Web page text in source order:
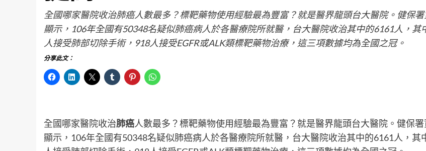
全國哪家醫院收治肺癌人數最多？標靶藥物使用經驗最為豐富？就是醫界龍頭台大醫院。健保
顯示，106年全國有50348名疑似肺癌病人於各醫療院所就醫，台大醫院收治其中的6161人，其
人接受肺部切除手術，918人接受EGFR或ALK類標靶藥物治療，這三項數據均為全國之冠。
分享此文：
全國哪家醫院收治肺癌人數最多？標靶藥物使用經驗最為豐富？就是醫界龍頭台大醫院。健保
顯示，106年全國有50348名疑似肺癌病人於各醫療院所就醫，台大醫院收治其中的6161人，其